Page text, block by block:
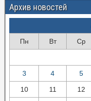
Архив новостей
Пн Вт Ср
3 4 5
10 11 12